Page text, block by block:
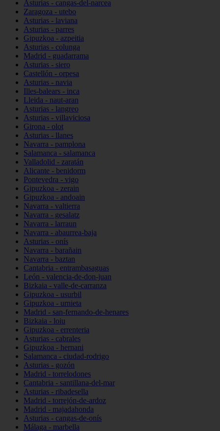
Asturias - cangas-del-narcea
Zaragoza - utebo
Asturias - laviana
Asturias - parres
Gipuzkoa - azpeitia
Asturias - colunga
Madrid - guadarrama
Asturias - siero
Castellón - orpesa
Asturias - navia
Illes-balears - inca
Lleida - naut-aran
Asturias - langreo
Asturias - villaviciosa
Girona - olot
Asturias - llanes
Navarra - pamplona
Salamanca - salamanca
Valladolid - zaratán
Alicante - benidorm
Pontevedra - vigo
Gipuzkoa - zerain
Gipuzkoa - andoain
Navarra - valtierra
Navarra - gesalatz
Navarra - larraun
Navarra - abaurrea-baja
Asturias - onís
Navarra - barañain
Navarra - baztan
Cantabria - entrambasaguas
León - valencia-de-don-juan
Bizkaia - valle-de-carranza
Gipuzkoa - usurbil
Gipuzkoa - urnieta
Madrid - san-fernando-de-henares
Bizkaia - loiu
Gipuzkoa - errenteria
Asturias - cabrales
Gipuzkoa - hernani
Salamanca - ciudad-rodrigo
Asturias - gozón
Madrid - torrelodones
Cantabria - santillana-del-mar
Asturias - ribadesella
Madrid - torrejón-de-ardoz
Madrid - majadahonda
Asturias - cangas-de-onís
Málaga - marbella